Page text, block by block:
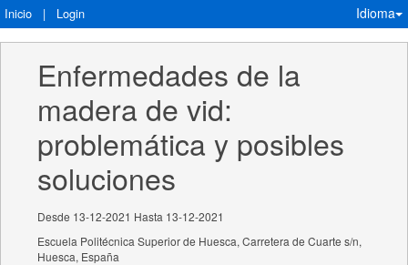
Inicio | Login Idioma
Enfermedades de la
madera de vid:
problemática y posibles
soluciones
Desde 13-12-2021 Hasta 13-12-2021
Escuela Politécnica Superior de Huesca, Carretera de Cuarte s/n,
Huesca, España